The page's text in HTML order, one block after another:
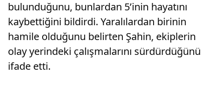
bulunduğunu, bunlardan 5’inin hayatını
kaybettiğini bildirdi. Yaralılardan birinin
hamile olduğunu belirten Şahin, ekiplerin
olay yerindeki çalışmalarını sürdürdüğünü
ifade etti.